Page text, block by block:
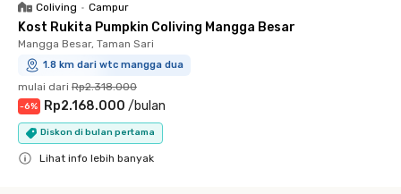
Coliving • Campur
Kost Rukita Pumpkin Coliving Mangga Besar
Mangga Besar, Taman Sari
1.8 km dari wtc mangga dua
mulai dari Rp2.318.000
-6% Rp2.168.000 /bulan
Diskon di bulan pertama
Lihat info lebih banyak